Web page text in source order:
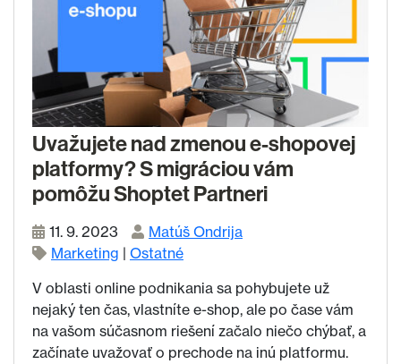
Uvažujete nad zmenou e-shopovej
platformy? S migráciou vám
pomôžu Shoptet Partneri
11. 9. 2023
Matúš Ondrija
Marketing | Ostatné
V oblasti online podnikania sa pohybujete už
nejaký ten čas, vlastníte e-shop, ale po čase vám
na vašom súčasnom riešení začalo niečo chýbať, a
začínate uvažovať o prechode na inú platformu.